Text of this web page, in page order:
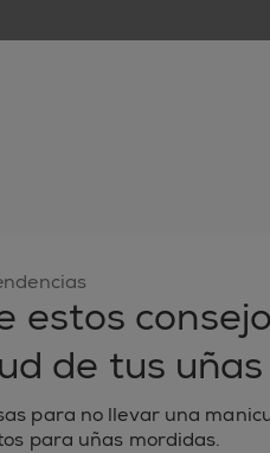
estos
de tus uñas
para no llevar una
para uñas mordidas.